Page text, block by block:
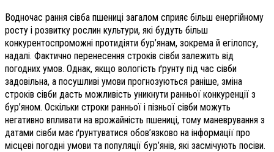
Водночас рання сівба пшениці загалом сприяє більш енергійному
росту і розвитку рослин культури, які будуть більш
конкурентоспроможні протидіяти бур’янам, зокрема й егілопсу,
надалі. Фактично перенесення строків сівби залежить від
погодних умов. Однак, якщо вологість ґрунту під час сівби
задовільна, а посушливі умови прогнозуються раніше, зміна
строків сівби дасть можливість уникнути ранньої конкуренції з
бур’яном. Оскільки строки ранньої і пізньої сівби можуть
негативно впливати на врожайність пшениці, тому маневрування з
датами сівби має ґрунтуватися обов’язково на інформації про
місцеві погодні умови та популяції бур’янів, які засмічують посіви.